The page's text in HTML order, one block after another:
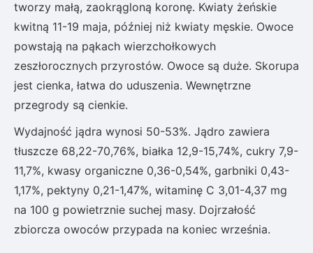
Ewodia (tetradium daniellii)
tworzy małą, zaokrągloną koronę. Kwiaty żeńskie
kwitną 11-19 maja, później niż kwiaty męskie. Owoce
powstają na pąkach wierzchołkowych
zeszłorocznych przyrostów. Owoce są duże. Skorupa
jest cienka, łatwa do uduszenia. Wewnętrzne
przegrody są cienkie.
Wydajność jądra wynosi 50-53%. Jądro zawiera
tłuszcze 68,22-70,76%, białka 12,9-15,74%, cukry 7,9-
11,7%, kwasy organiczne 0,36-0,54%, garbniki 0,43-
1,17%, pektyny 0,21-1,47%, witaminę C 3,01-4,37 mg
na 100 g powietrznie suchej masy. Dojrzałość
zbiorcza owoców przypada na koniec września.